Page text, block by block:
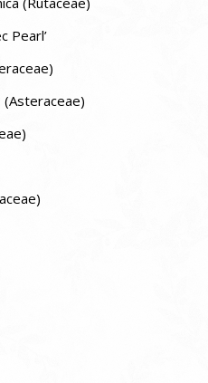
Pearl’
(Asteraceae)